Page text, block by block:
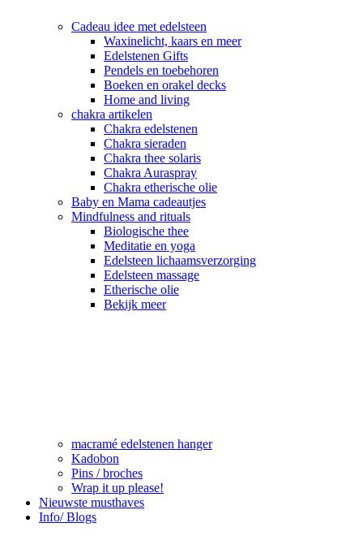
Cadeau idee met edelsteen
Waxinelicht, kaars en meer
Edelstenen Gifts
Pendels en toebehoren
Boeken en orakel decks
Home and living
chakra artikelen
Chakra edelstenen
Chakra sieraden
Chakra thee solaris
Chakra Auraspray
Chakra etherische olie
Baby en Mama cadeautjes
Mindfulness and rituals
Biologische thee
Meditatie en yoga
Edelsteen lichaamsverzorging
Edelsteen massage
Etherische olie
Bekijk meer
macramé edelstenen hanger
Kadobon
Pins / broches
Wrap it up please!
Nieuwste musthaves
Info/ Blogs